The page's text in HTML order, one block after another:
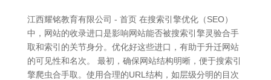
江西耀铭教育有限公司 - 首页 在搜索引擎优化（SEO）
中，网站的收录进口是影响网站能否被搜索引擎灵验合手
取和索引的关节身分。优化好这些进口，有助于升迁网站
的可见性和名次。 最初，确保网站结构明晰，便于搜索引
擎爬虫合手取。使用合理的URL结构，如层级分明的目次